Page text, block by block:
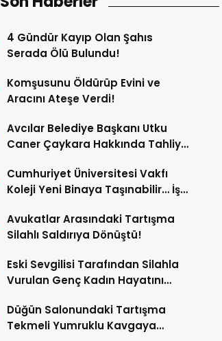
4 Gündür Kayıp Olan Şahıs
Serada Ölü Bulundu!
Komşusunu Öldürüp Evini ve
Aracını Ateşe Verdi!
Avcılar Belediye Başkanı Utku
Caner Çaykara Hakkında Tahliye
Cumhuriyet Üniversitesi Vakfı
Koleji Yeni Binaya Taşınabilir… İşte
Avukatlar Arasındaki Tartışma
Silahlı Saldırıya Dönüştü!
Eski Sevgilisi Tarafından Silahla
Vurulan Genç Kadın Hayatını
Düğün Salonundaki Tartışma
Tekmeli Yumruklu Kavgaya